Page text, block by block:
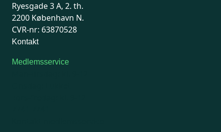
Ryesgade 3 A, 2. th.
2200 København N.
CVR-nr: 63870528
Kontakt
Medlemsservice